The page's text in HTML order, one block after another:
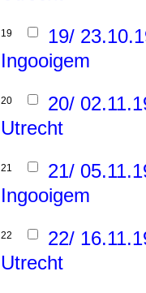
19
19/
Ingooigem
20
20/
Utrecht
21
21/
Ingooigem
22
22/
Utrecht